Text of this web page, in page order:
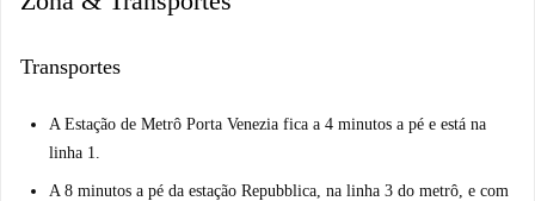
Transportes
A Estação de Metrô Porta Venezia fica a 4 minutos a pé e está na
linha 1.
A 8 minutos a pé da estação Repubblica, na linha 3 do metrô, e com